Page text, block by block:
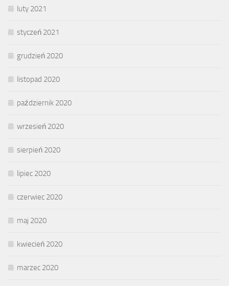
luty 2021
styczeń 2021
grudzień 2020
listopad 2020
październik 2020
wrzesień 2020
sierpień 2020
lipiec 2020
czerwiec 2020
maj 2020
kwiecień 2020
marzec 2020